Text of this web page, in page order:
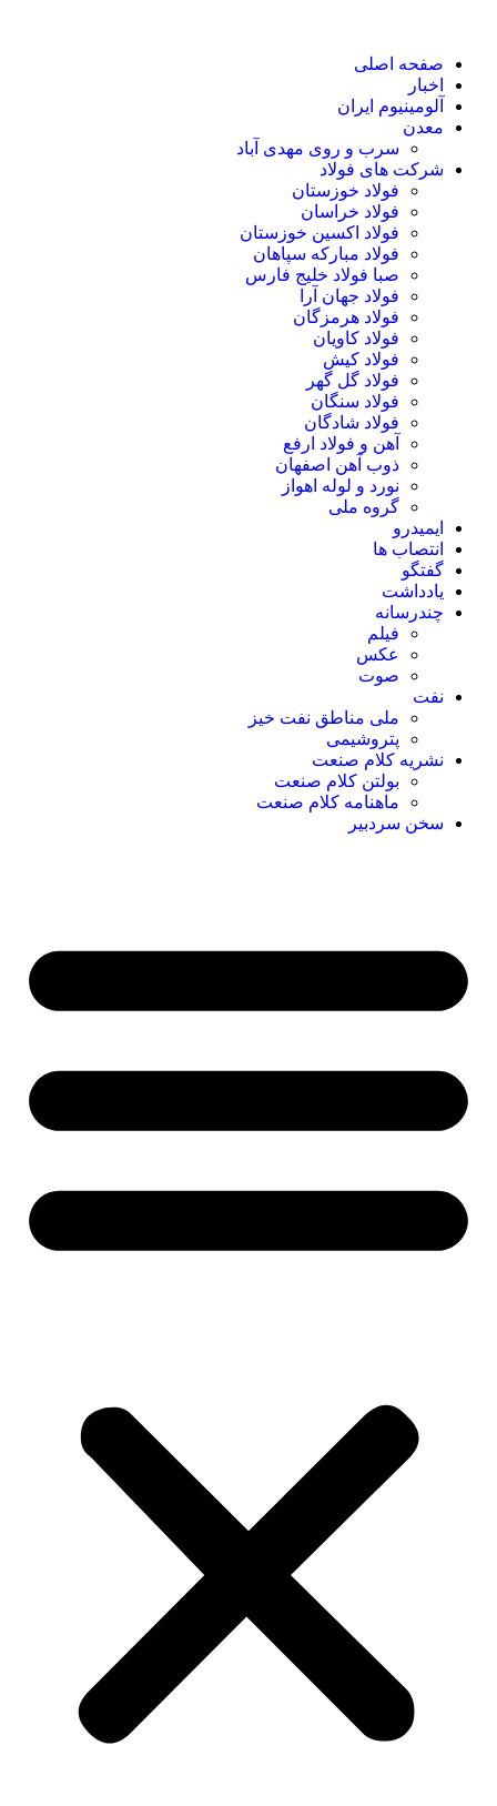
صفحه اصلی
اخبار
آلومینیوم ایران
معدن
سرب و روی مهدی آباد
شرکت های فولاد
فولاد خوزستان
فولاد خراسان
فولاد اکسین خوزستان
فولاد مبارکه سپاهان
صبا فولاد خلیج فارس
فولاد جهان آرا
فولاد هرمزگان
فولاد کاویان
فولاد کیش
فولاد گل گهر
فولاد سنگان
فولاد شادگان
آهن و فولاد ارفع
ذوب آهن اصفهان
نورد و لوله اهواز
گروه ملی
ایمیدرو
انتصاب ها
گفتگو
یادداشت
چندرسانه
فیلم
عکس
صوت
نفت
ملی مناطق نفت خیز
پتروشیمی
نشریه کلام صنعت
بولتن کلام صنعت
ماهنامه کلام صنعت
سخن سردبیر